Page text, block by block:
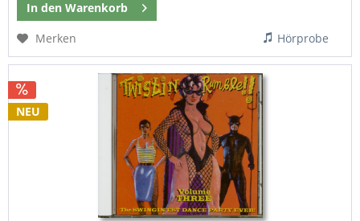
In den Warenkorb
Merken
Hörprobe
NEU